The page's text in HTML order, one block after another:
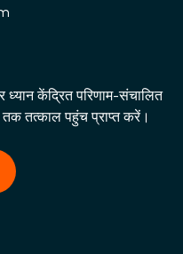
केंद्रित परिणाम-संचालित
तत्काल पहुंच प्राप्त करें।